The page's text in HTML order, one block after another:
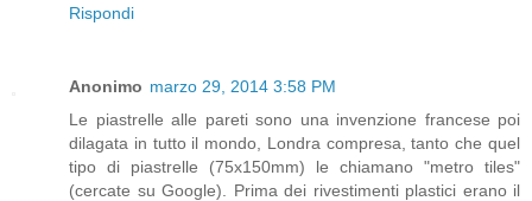
Rispondi
Anonimo marzo 29, 2014 3:58 PM
Le piastrelle alle pareti sono una invenzione francese poi
dilagata in tutto il mondo, Londra compresa, tanto che quel
tipo di piastrelle (75x150mm) le chiamano "metro tiles"
(cercate su Google). Prima dei rivestimenti plastici erano il